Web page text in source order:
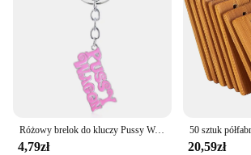
Różowy brelok do kluczy Pussy Wagon dla kobiet Wysokiej jakości breloczki do kluczy Kill Bill Modne akcesoria Biżuteria
4,79zł 20,59zł